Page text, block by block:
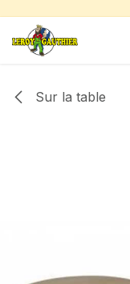
Se rendre au contenu
Sur la table